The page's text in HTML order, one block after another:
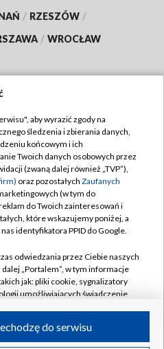
/ RZESZÓW /
/ WROCŁAW
TVP
TVP
prywatności
zgody
Pomoc
aby wyrazić zgody na
śledzenia i zbierania danych,
końcowym i ich
Twoich danych osobowych przez
(zwaną dalej również „TVP”),
oraz pozostałych Zaufanych
(w tym do
do Twoich zainteresowań i
które wskazujemy poniżej, a
identyfikatora PPID do Google.
odwiedzania przez Ciebie naszych
dalej „Portalem”, w tym informacje
jak: pliki cookie, sygnalizatory
umożliwiających świadczenie
do serwisu